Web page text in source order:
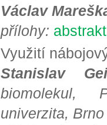
Václav
přílohy: abstrakt
Využití
Stanislav
biomolekul,
univerzita, Brno